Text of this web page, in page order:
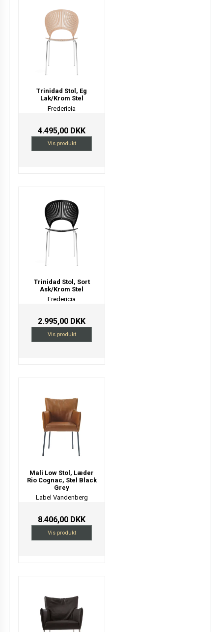
Trinidad Stol, Eg
Lak/Krom Stel
Fredericia
4.495,00 DKK
Vis produkt
Trinidad Stol, Sort
Ask/Krom Stel
Fredericia
2.995,00 DKK
Vis produkt
Mali Low Stol, Læder
Rio Cognac, Stel Black
Grey
Label Vandenberg
8.406,00 DKK
Vis produkt